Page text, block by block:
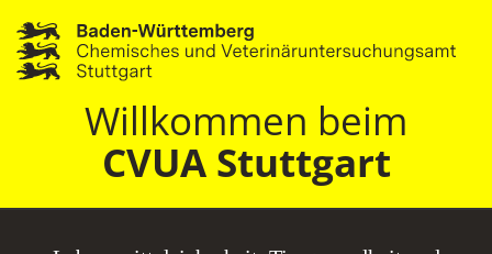
Willkommen beim
CVUA Stuttgart